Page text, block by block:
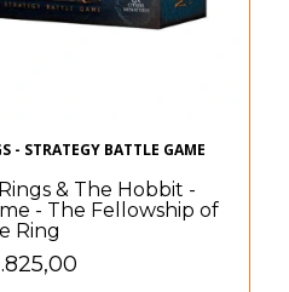
- STRATEGY BATTLE GAME
& The Hobbit -
- The Fellowship of
Ring